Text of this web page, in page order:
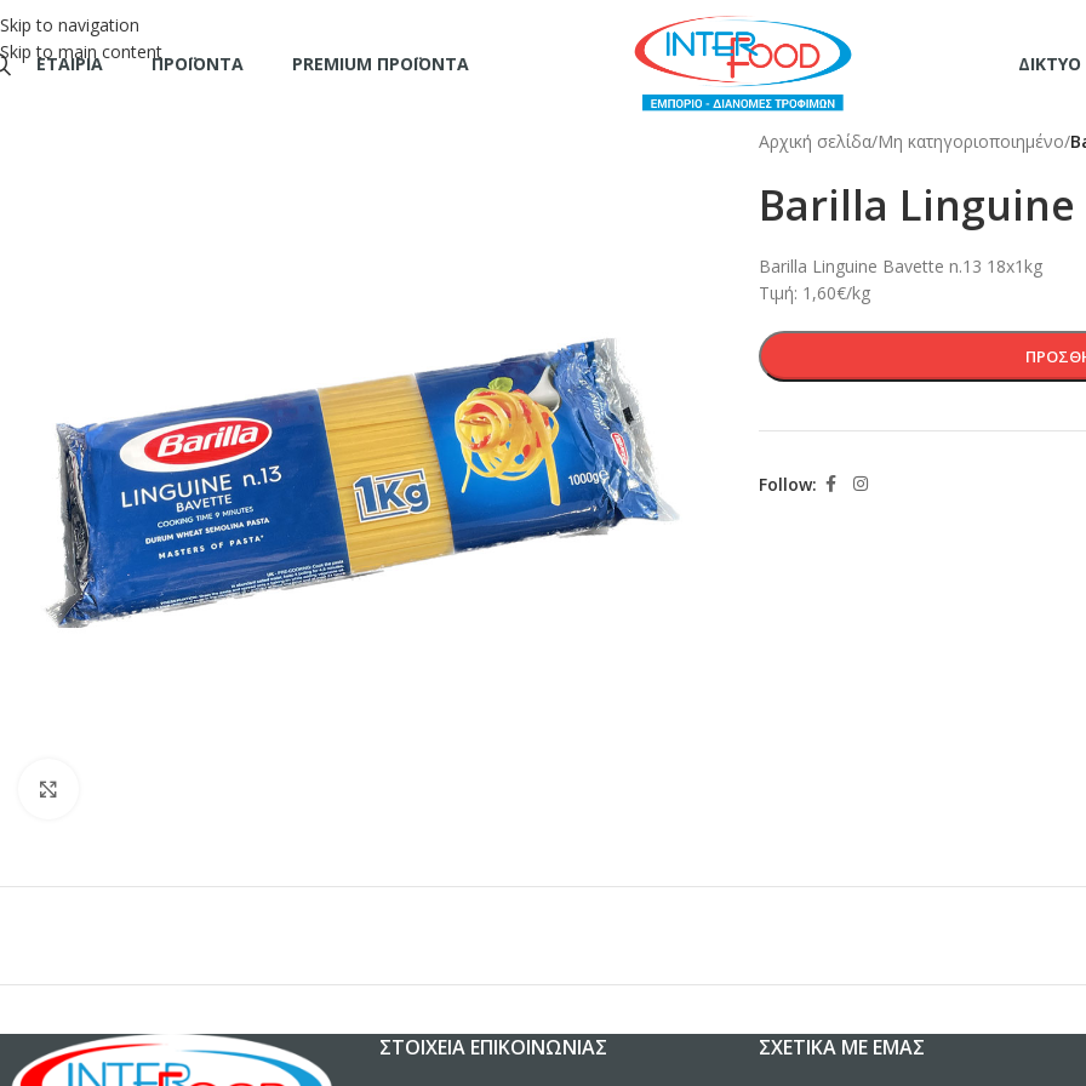
Skip to navigation
Skip to main content
ΕΤΑΙΡΊΑ ΠΡΟΪΌΝΤΑ PREMIUM ΠΡΟΪΟΝΤΑ
Αρχική σελίδα/Μη κατηγοριοποιημένο/
Barilla
Barilla Linguine Bavette n.13 18x1kg
Τιμή: 1,60€/kg
Follow:
ΣΤΟΙΧΕΊΑ ΕΠΙΚΟΙΝΩΝΊΑΣ ΣΧΕΤΙΚΆ ΜΕ ΕΜΆΣ